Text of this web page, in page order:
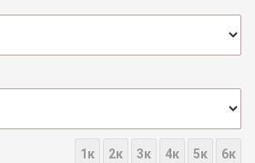
1к 2к 3к 4к 5к 6к